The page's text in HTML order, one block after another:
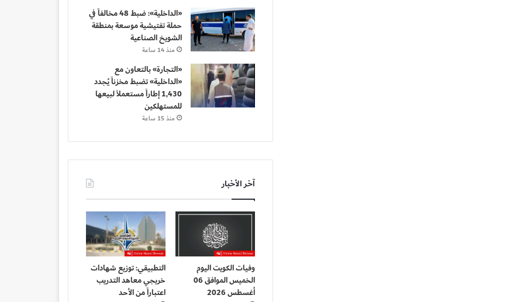
«الداخلية»: ضبط 48 مخالفاً في
حملة تفتيشية موسعة بمنطقة
الشويخ الصناعية
منذ 14 ساعة
«التجارة» بالتعاون مع
«الداخلية» تضبط مخزناً يُجدد
1,430 إطاراً مستعملاً لبيعها
للمستهلكين
منذ 15 ساعة
آخر الأخبار
وفيات الكويت اليوم
الخميس الموافق 06
أغسطس 2026
التطبيقي: توزيع شهادات
خريجي معاهد التدريب
اعتباراً من الأحد